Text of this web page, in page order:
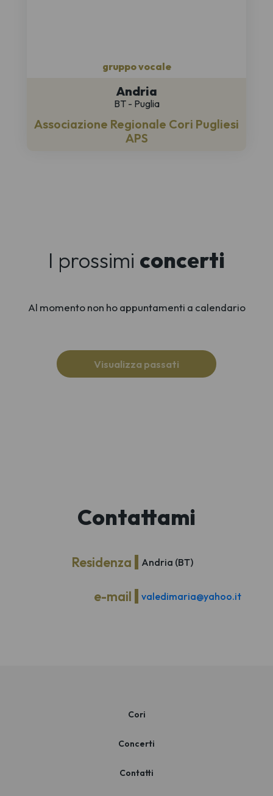
gruppo vocale
Andria
BT - Puglia
Associazione Regionale Cori Pugliesi
APS
I prossimi concerti
Al momento non ho appuntamenti a calendario
Visualizza passati
Contattami
Residenza Andria (BT)
e-mail valedimaria@yahoo.it
Cori
Concerti
Contatti